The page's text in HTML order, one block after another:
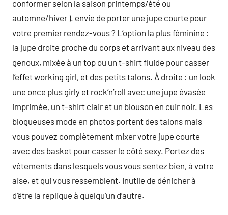
conformer selon la saison printemps/été ou
automne/hiver ). envie de porter une jupe courte pour
votre premier rendez-vous ? L’option la plus féminine :
la jupe droite proche du corps et arrivant aux niveau des
genoux, mixée à un top ou un t-shirt fluide pour casser
l’effet working girl, et des petits talons. À droite : un look
une once plus girly et rock’n’roll avec une jupe évasée
imprimée, un t-shirt clair et un blouson en cuir noir. Les
blogueuses mode en photos portent des talons mais
vous pouvez complètement mixer votre jupe courte
avec des basket pour casser le côté sexy. Portez des
vêtements dans lesquels vous vous sentez bien, à votre
aise, et qui vous ressemblent. Inutile de dénicher à
d’être la replique à quelqu’un d’autre.